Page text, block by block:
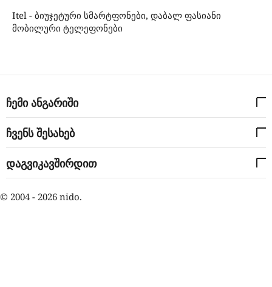
Itel - ბიუჯეტური სმარტფონები, დაბალ ფასიანი
მობილური ტელეფონები
ჩემი ანგარიში
ჩვენს შესახებ
დაგვიკავშირდით
© 2004 - 2026 nido.